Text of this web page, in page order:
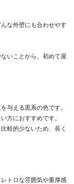
な外壁にも合わせやす
いことから、初めて屋
与える黒系の色です。
方におすすめです。
較的少ないため、長く
トロな雰囲気や重厚感